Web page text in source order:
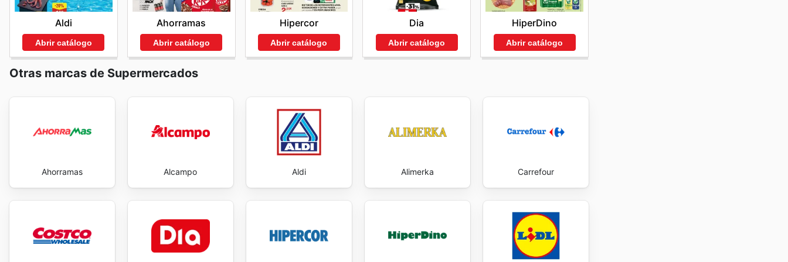
haciendo de cada compra una experiencia más gratificante. La transparencia y la accesibilidad de su información
promocional demuestran su compromiso con la satisfacción del cliente. Visit SPAR Gran Canaria's website today to
explore the best deals and start saving now.
Aldi
Abrir catálogo
Ahorramas
Abrir catálogo
Hipercor
Abrir catálogo
Dia
Abrir catálogo
HiperDino
Abrir catálogo
Otras marcas de Supermercados
Ahorramas Alcampo Aldi Alimerka Carrefour